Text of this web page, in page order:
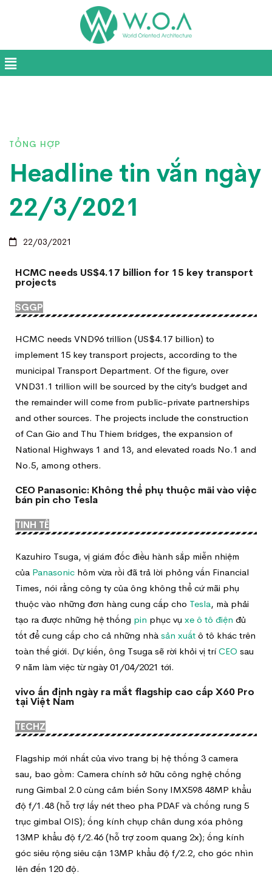
TỔNG HỢP
Headline tin vắn ngày
22/3/2021
22/03/2021
HCMC needs US$4.17 billion for 15 key transport
projects
SGGP
HCMC needs VND96 trillion (US$4.17 billion) to
implement 15 key transport projects, according to the
municipal Transport Department. Of the figure, over
VND31.1 trillion will be sourced by the city’s budget and
the remainder will come from public-private partnerships
and other sources. The projects include the construction
of Can Gio and Thu Thiem bridges, the expansion of
National Highways 1 and 13, and elevated roads No.1 and
No.5, among others.
CEO Panasonic: Không thể phụ thuộc mãi vào việc
bán pin cho Tesla
TINH TẾ
Kazuhiro Tsuga, vị giám đốc điều hành sắp miễn nhiệm
của Panasonic hôm vừa rồi đã trả lời phỏng vấn Financial
Times, nói rằng công ty của ông không thể cứ mãi phụ
thuộc vào những đơn hàng cung cấp cho Tesla, mà phải
tạo ra được những hệ thống pin phục vụ xe ô tô điện đủ
tốt để cung cấp cho cả những nhà sản xuất ô tô khác trên
toàn thế giới. Dự kiến, ông Tsuga sẽ rời khỏi vị tríCEO sau
9 năm làm việc từ ngày 01/04/2021 tới.
vivo ấn định ngày ra mắt flagship cao cấp X60 Pro
tại Việt Nam
TECHZ
Flagship mới nhất của vivo trang bị hệ thống 3 camera
sau, bao gồm: Camera chính sở hữu công nghệ chống
rung Gimbal 2.0 cùng cảm biến Sony IMX598 48MP khẩu
độ f/1.48 (hỗ trợ lấy nét theo pha PDAF và chống rung 5
trục gimbal OIS); ống kính chụp chân dung xóa phông
13MP khẩu độ f/2.46 (hỗ trợ zoom quang 2x); ống kính
góc siêu rộng siêu cận 13MP khẩu độ f/2.2, cho góc nhìn
lên đến 120 độ.